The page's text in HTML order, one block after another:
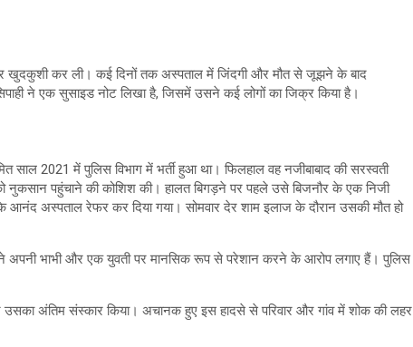
खुदकुशी कर ली। कई दिनों तक अस्पताल में जिंदगी और मौत से जूझने के बाद
ने एक सुसाइड नोट लिखा है, जिसमें उसने कई लोगों का जिक्र किया है।
साल 2021 में पुलिस विभाग में भर्ती हुआ था। फिलहाल वह नजीबाबाद की सरस्वती
नुकसान पहुंचाने की कोशिश की। हालत बिगड़ने पर पहले उसे बिजनौर के एक निजी
आनंद अस्पताल रेफर कर दिया गया। सोमवार देर शाम इलाज के दौरान उसकी मौत हो
अपनी भाभी और एक युवती पर मानसिक रूप से परेशान करने के आरोप लगाए हैं। पुलिस
उसका अंतिम संस्कार किया। अचानक हुए इस हादसे से परिवार और गांव में शोक की लहर